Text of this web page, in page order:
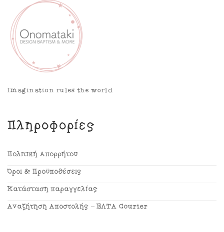
Imagination rules the world
Πληροφορίες
Πολιτική Απορρήτου
Όροι & Προϋποθέσεις
Κατάσταση παραγγελίας
Αναζήτηση Αποστολής – ΕΛΤΑ Courier